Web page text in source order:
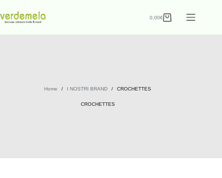
0,00€
Home / I NOSTRI BRAND / CROCHETTES
CROCHETTES